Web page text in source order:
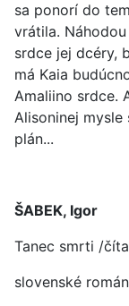
sa ponorí do
vrátila.
srdce jej dcéry,
má Kaia
Amaliino srdce.
Alisoninej
plán...
ŠABEK, Igor
Tanec smrti /
slovenské